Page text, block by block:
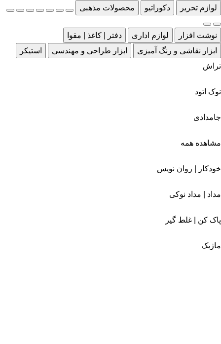
لوازم تحریر
دکوراتیو محصولات مذهبی
نوشت افزار لوازم اداری
دفتر | کاغذ | مقوا
ابزار نقاشی و رنگ آمیزی
ابزار طراحی و مهندسی
استیکر
تراش
نوک اتود
جامدادی
مشاهده همه
خودکار | روان نویس
مداد | مداد نوکی
پاک کن | غلط گیر
ماژیک